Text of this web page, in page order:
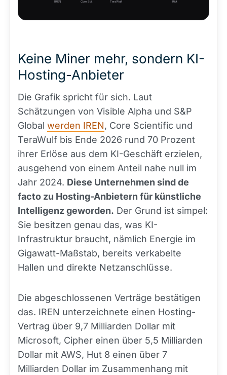
IREN Core Sci. TeraWulf Riot
Keine Miner mehr, sondern KI-
Hosting-Anbieter
Die Grafik spricht für sich. Laut
Schätzungen von Visible Alpha und S&P
Global werden IREN, Core Scientific und
TeraWulf bis Ende 2026 rund 70 Prozent
ihrer Erlöse aus dem KI-Geschäft erzielen,
ausgehend von einem Anteil nahe null im
Jahr 2024. Diese Unternehmen sind de
facto zu Hosting-Anbietern für künstliche
Intelligenz geworden. Der Grund ist simpel:
Sie besitzen genau das, was KI-
Infrastruktur braucht, nämlich Energie im
Gigawatt-Maßstab, bereits verkabelte
Hallen und direkte Netzanschlüsse.
Die abgeschlossenen Verträge bestätigen
das. IREN unterzeichnete einen Hosting-
Vertrag über 9,7 Milliarden Dollar mit
Microsoft, Cipher einen über 5,5 Milliarden
Dollar mit AWS, Hut 8 einen über 7
Milliarden Dollar im Zusammenhang mit